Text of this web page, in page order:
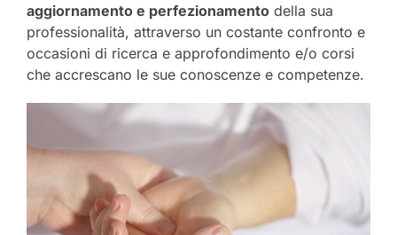
aggiornamento e perfezionamento della sua
professionalità, attraverso un costante confronto e
occasioni di ricerca e approfondimento e/o corsi
che accrescano le sue conoscenze e competenze.